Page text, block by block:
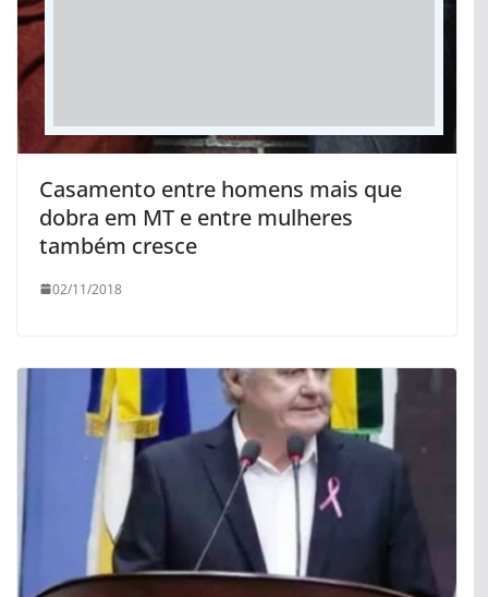
Casamento entre homens mais que
dobra em MT e entre mulheres
também cresce
02/11/2018